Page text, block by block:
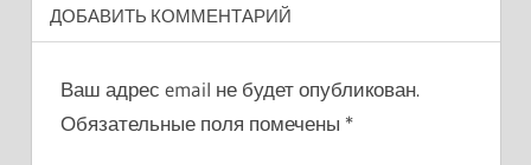
ДОБАВИТЬ КОММЕНТАРИЙ
Ваш адрес email не будет опубликован.
Обязательные поля помечены *